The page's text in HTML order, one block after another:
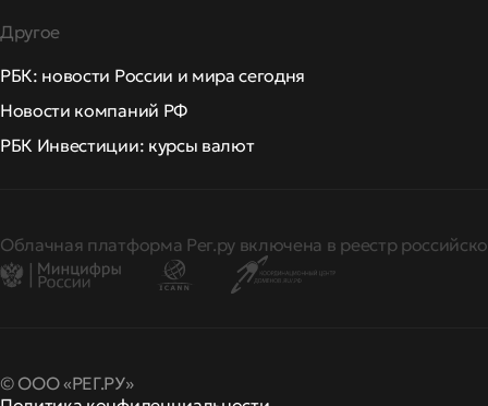
Другое
РБК: новости России и мира сегодня
Новости компаний РФ
РБК Инвестиции: курсы валют
Облачная платформа Рег.ру включена в реестр
© ООО «РЕГ.РУ»